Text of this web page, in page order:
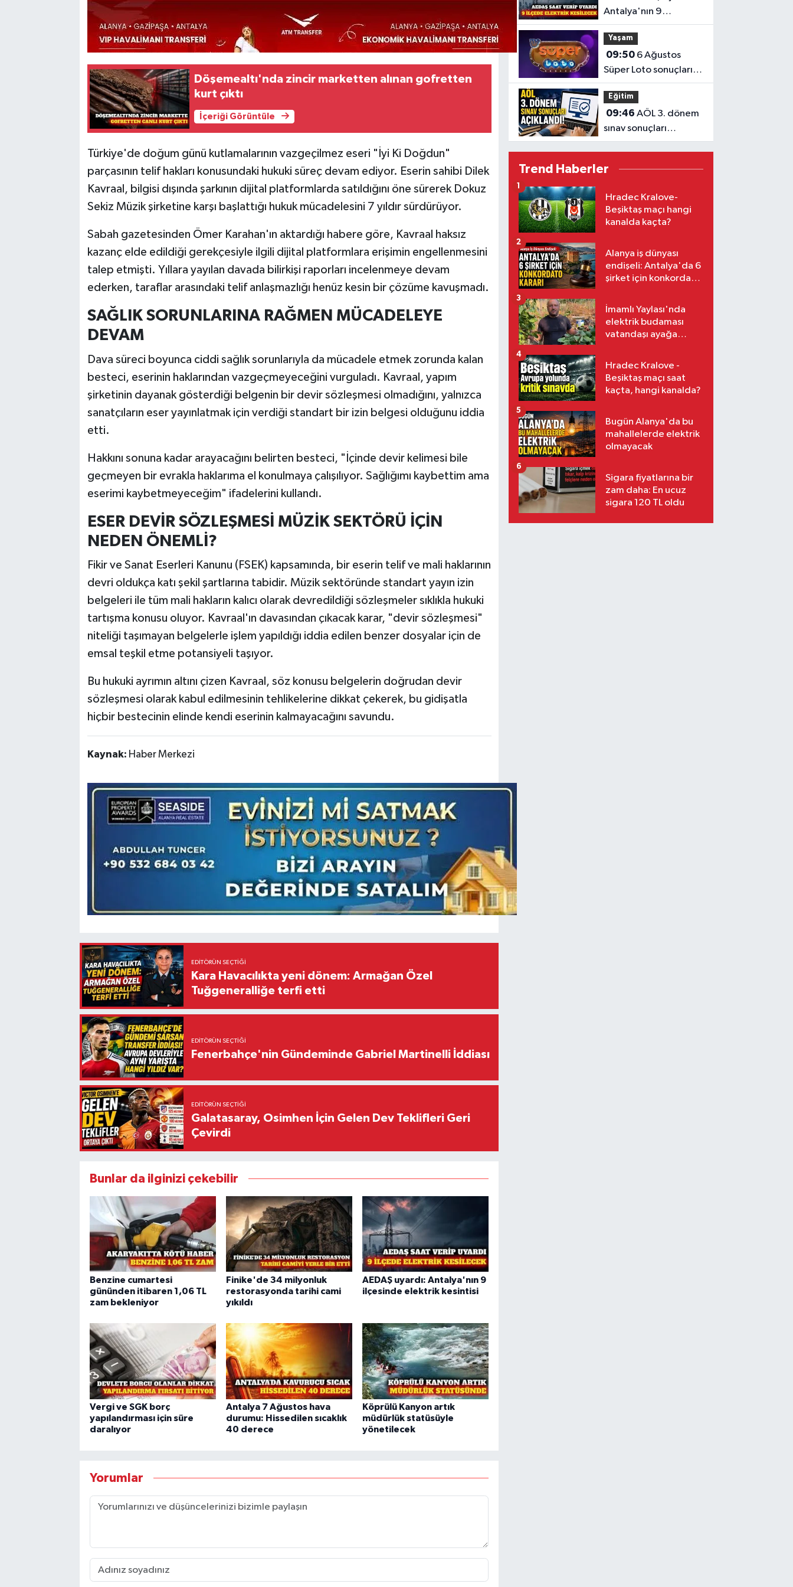
Döşemealtı'nda zincir marketten alınan gofretten
kurt çıktı
İçeriği Görüntüle
Türkiye'de doğum günü kutlamalarının vazgeçilmez eseri "İyi Ki Doğdun"
parçasının telif hakları konusundaki hukuki süreç devam ediyor. Eserin sahibi Dilek
Kavraal, bilgisi dışında şarkının dijital platformlarda satıldığını öne sürerek Dokuz
Sekiz Müzik şirketine karşı başlattığı hukuk mücadelesini 7 yıldır sürdürüyor.
Sabah gazetesinden Ömer Karahan'ın aktardığı habere göre, Kavraal haksız
kazanç elde edildiği gerekçesiyle ilgili dijital platformlara erişimin engellenmesini
talep etmişti. Yıllara yayılan davada bilirkişi raporları incelenmeye devam
ederken, taraflar arasındaki telif anlaşmazlığı henüz kesin bir çözüme kavuşmadı.
SAĞLIK SORUNLARINA RAĞMEN MÜCADELEYE
DEVAM
Dava süreci boyunca ciddi sağlık sorunlarıyla da mücadele etmek zorunda kalan
besteci, eserinin haklarından vazgeçmeyeceğini vurguladı. Kavraal, yapım
şirketinin dayanak gösterdiği belgenin bir devir sözleşmesi olmadığını, yalnızca
sanatçıların eser yayınlatmak için verdiği standart bir izin belgesi olduğunu iddia
etti.
Hakkını sonuna kadar arayacağını belirten besteci, "İçinde devir kelimesi bile
geçmeyen bir evrakla haklarıma el konulmaya çalışılıyor. Sağlığımı kaybettim ama
eserimi kaybetmeyeceğim" ifadelerini kullandı.
ESER DEVİR SÖZLEŞMESİ MÜZİK SEKTÖRÜ İÇİN
NEDEN ÖNEMLİ?
Fikir ve Sanat Eserleri Kanunu (FSEK) kapsamında, bir eserin telif ve mali haklarının
devri oldukça katı şekil şartlarına tabidir. Müzik sektöründe standart yayın izin
belgeleri ile tüm mali hakların kalıcı olarak devredildiği sözleşmeler sıklıkla hukuki
tartışma konusu oluyor. Kavraal'ın davasından çıkacak karar, "devir sözleşmesi"
niteliği taşımayan belgelerle işlem yapıldığı iddia edilen benzer dosyalar için de
emsal teşkil etme potansiyeli taşıyor.
Bu hukuki ayrımın altını çizen Kavraal, söz konusu belgelerin doğrudan devir
sözleşmesi olarak kabul edilmesinin tehlikelerine dikkat çekerek, bu gidişatla
hiçbir bestecinin elinde kendi eserinin kalmayacağını savundu.
Kaynak: Haber Merkezi
EDITÖRÜN SEÇTIĞI
Kara Havacılıkta yeni dönem: Armağan Özel
Tuğgeneralliğe terfi etti
EDITÖRÜN SEÇTIĞI
Fenerbahçe'nin Gündeminde Gabriel Martinelli İddiası
EDITÖRÜN SEÇTIĞI
Galatasaray, Osimhen İçin Gelen Dev Teklifleri Geri
Çevirdi
Bunlar da ilginizi çekebilir
Benzine cumartesi
gününden itibaren 1,06 TL
zam bekleniyor
Finike'de 34 milyonluk
restorasyonda tarihi cami
yıkıldı
AEDAŞ uyardı: Antalya'nın 9
ilçesinde elektrik kesintisi
Vergi ve SGK borç
yapılandırması için süre
daralıyor
Antalya 7 Ağustos hava
durumu: Hissedilen sıcaklık
40 derece
Köprülü Kanyon artık
müdürlük statüsüyle
yönetilecek
Yorumlar
Antalya'nın 9
ilçesinde elektrik
kesintisi
Yaşam
09:50
Süper Loto sonuçları
açıklandı
Eğitim
09:46 AÖL 3. dönem
sınav sonuçları
açıklandı
Trend Haberler
Hradec Kralove-
Beşiktaş maçı hangi
kanalda kaçta?
1
Alanya iş dünyası
endişeli: Antalya'da 6
şirket için konkordato
2
İmamlı Yaylası'nda
elektrik budaması
vatandaşı ayağa
3
Hradec Kralove -
Beşiktaş maçı saat
kaçta, hangi kanalda?
4
Bugün Alanya'da bu
mahallelerde elektrik
olmayacak
5
Sigara fiyatlarına bir
zam daha: En ucuz
sigara 120 TL oldu
6